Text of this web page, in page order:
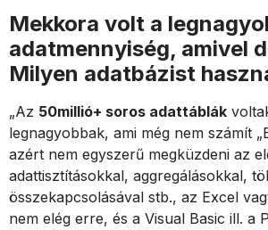
Mekkora volt a
adatmennyiség, amivel
Milyen adatbázist
„Az 50millió+ soros adattáblák
legnagyobbak, ami még nem számít
azért nem egyszerű megküzdeni az
adattisztításokkal, aggregálásokkal,
összekapcsolásával stb., az Excel
nem elég erre, és a Visual Basic ill. a